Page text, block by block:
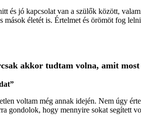
és jó kapcsolat van a szülők között,
mások életét is. Értelmet és örömöt fog
akkor tudtam volna, amit
voltam még annak idején. Nem úgy
hogy mennyire sokat segített